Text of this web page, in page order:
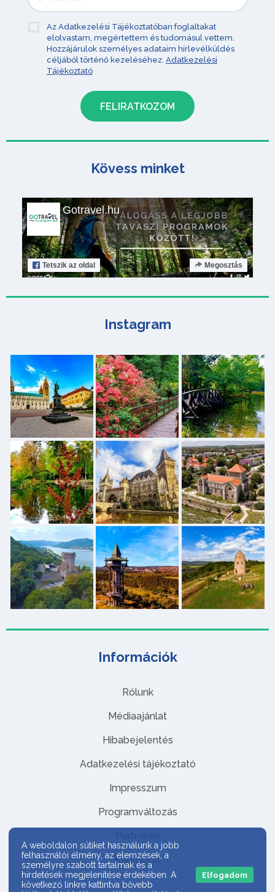
Információk
Rólunk
Médiaajánlat
Hibabejelentés
Adatkezelési tájékoztató
Impresszum
Programváltozás
Kapcsolat
Az Adatkezelési Tájékoztatóban foglaltakat
elolvastam, megértettem és tudomásul vettem.
Hozzájárulok személyes adataim hírlevélküldés
céljából történő kezeléséhez. Adatkezelési
Tájékoztató
Kövess minket
Gotravel.hu
Tetszik az oldal Megosztás
Instagram
A weboldalon sütiket használunk a jobb
felhasználói élmény, az elemzések, a
személyre szabott tartalmak és a
hirdetések megjelenítése érdekében. A
következő linkre kattintva bővebb
Elfogadom